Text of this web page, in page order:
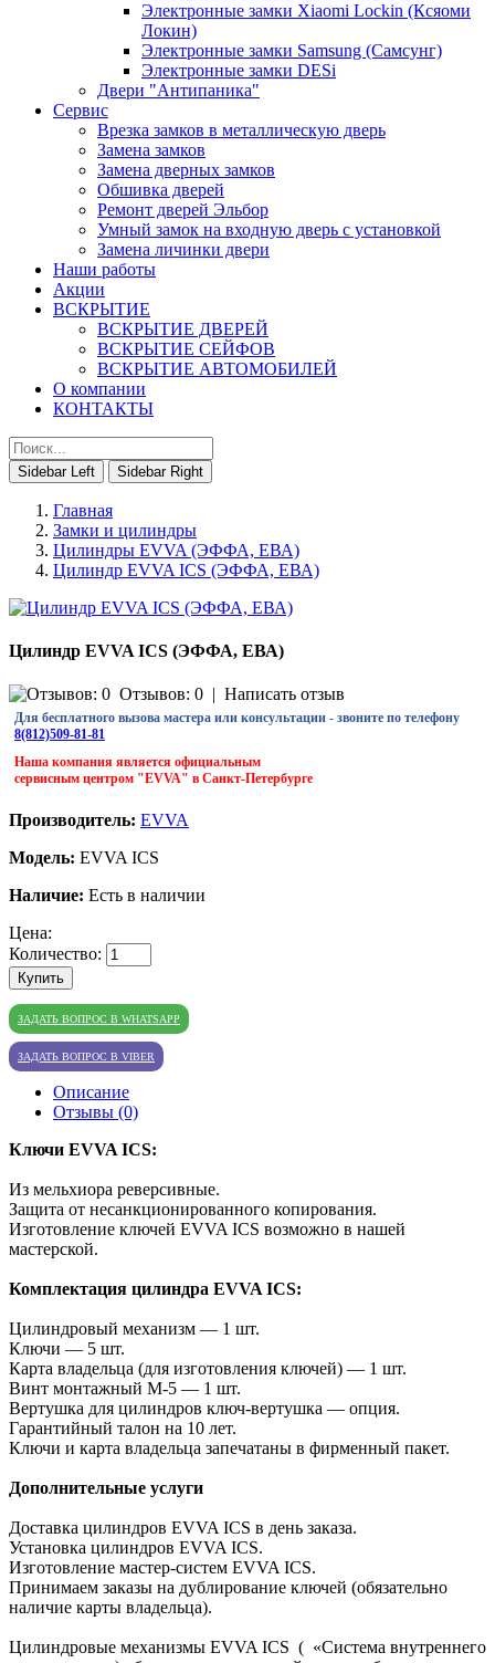
Электронные замки Xiaomi Lockin (Ксяоми
Локин)
Электронные замки Samsung (Самсунг)
Электронные замки DESi
Двери "Антипаника"
Сервис
Врезка замков в металлическую дверь
Замена замков
Замена дверных замков
Обшивка дверей
Ремонт дверей Эльбор
Умный замок на входную дверь с установкой
Замена личинки двери
Наши работы
Акции
ВСКРЫТИЕ
ВСКРЫТИЕ ДВЕРЕЙ
ВСКРЫТИЕ СЕЙФОВ
ВСКРЫТИЕ АВТОМОБИЛЕЙ
О компании
КОНТАКТЫ
Sidebar Left Sidebar Right
Главная
Замки и цилиндры
Цилиндры EVVA (ЭФФА, ЕВА)
Цилиндр EVVA ICS (ЭФФА, ЕВА)
Цилиндр EVVA ICS (ЭФФА, ЕВА)
Отзывов: 0 | Написать отзыв
Для бесплатного вызова мастера или консультации - звоните по телефону
8(812)509-81-81
Наша компания является официальным
сервисным центром "EVVA" в Санкт-Петербурге
Производитель: EVVA
Модель: EVVA ICS
Наличие: Есть в наличии
Цена:
Количество:
Купить
ЗАДАТЬ ВОПРОС В WHATSAPP
ЗАДАТЬ ВОПРОС В VIBER
Описание
Отзывы (0)
Ключи EVVA ICS:
Из мельхиора реверсивные.
Защита от несанкционированного копирования.
Изготовление ключей EVVA ICS возможно в нашей
мастерской.
Комплектация цилиндра EVVA ICS:
Цилиндровый механизм — 1 шт.
Ключи — 5 шт.
Карта владельца (для изготовления ключей) — 1 шт.
Винт монтажный М-5 — 1 шт.
Вертушка для цилиндров ключ-вертушка — опция.
Гарантийный талон на 10 лет.
Ключи и карта владельца запечатаны в фирменный пакет.
Дополнительные услуги
Доставка цилиндров EVVA ICS в день заказа.
Установка цилиндров EVVA ICS.
Изготовление мастер-систем EVVA ICS.
Принимаем заказы на дублирование ключей (обязательно
наличие карты владельца).
Цилиндровые механизмы EVVA ICS ( «Система внутреннего